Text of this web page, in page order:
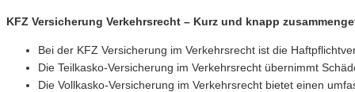
KFZ Versicherung Verkehrsrecht – Kurz und knapp
Bei der KFZ Versicherung im Verkehrsrecht ist die
Die Teilkasko-Versicherung im Verkehrsrecht übernimmt
Die Vollkasko-Versicherung im Verkehrsrecht bietet einen